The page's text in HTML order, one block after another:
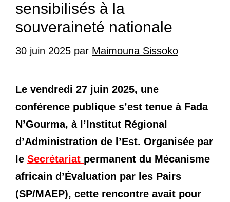
sensibilisés à la
souveraineté nationale
30 juin 2025 par Maimouna Sissoko
Le vendredi 27 juin 2025, une
conférence publique s’est tenue à Fada
N’Gourma, à l’Institut Régional
d’Administration de l’Est. Organisée par
le Secrétariat permanent du Mécanisme
africain d’Évaluation par les Pairs
(SP/MAEP), cette rencontre avait pour